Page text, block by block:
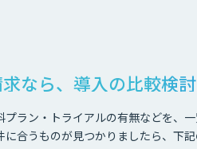
なら、導入の比較検
プラン・トライアルの有無などを、
合うものが見つかりましたら、下